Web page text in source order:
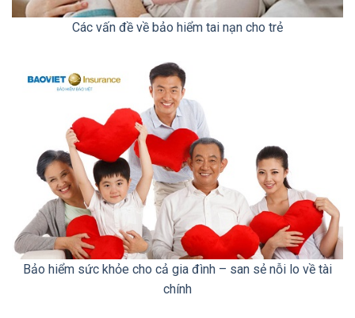
Các vấn đề về bảo hiểm tai nạn cho trẻ
Bảo hiểm sức khỏe cho cả gia đình – san sẻ nỗi lo về tài
chính